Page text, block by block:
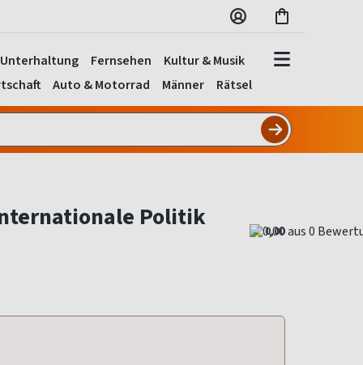
Unterhaltung Fernsehen
Kultur & Musik
Auto & Motorrad Männer Rätsel
Politik
0,00